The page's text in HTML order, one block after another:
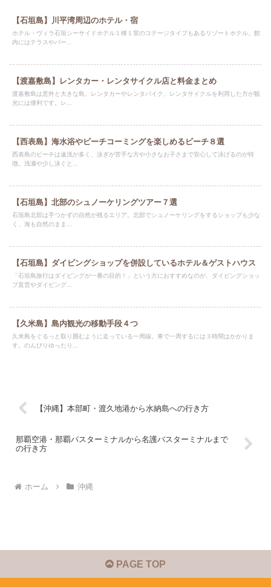
【石垣島】川平湾周辺のホテル・宿
ホテル・ヴィラ石垣シーサイドホテル１棟１室のコテージタイプもあるリゾートホテル。館
内にはテラスやバー...
【渡嘉敷島】レンタカー・レンタサイクル店と料金まとめ
渡嘉敷島は意外と大きな島。レンタカーやレンタバイク、レンタサイクルを利用した方が観
光には便利です。レ...
【西表島】海水浴やビーチコーミングを楽しめるビーチ８選
西表島のビーチは遠浅が多く、泳ぎが苦手な方や小さなお子さまで安心して泳げるのが特
徴。浅瀬や少し泳ぐと...
【石垣島】北部のシュノーケリングツアー７選
石垣島北部は手つかずの自然が残るエリア。北部でシュノーケリングをするショップも少な
く、海も自然のまま...
【石垣島】ダイビングショップを併設しているホテル＆ゲストハウス
「石垣島旅行はダイビングが一番の目的！」という方におすすめなのが、ダイビングショッ
プ直営やダイビング...
【久米島】島内観光の移動手段４つ
久米島をぐるっと取り囲むように走っている一周線。車で一周するには３時間はかかりま
す。のんびりゆったり...
【沖縄】本部町・渡久地港から水納島への行き方
那覇空港・那覇バスターミナルから名護バスターミナルまで
の行き方
ホーム 沖縄
PAGE TOP